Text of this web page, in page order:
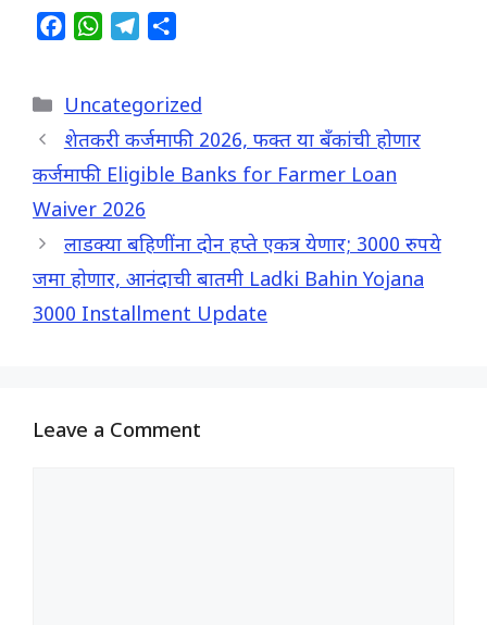
e
b
o
k
W
t
s
A
p
e
g
r
m
r
e
Categories
Uncategorized
शेतकरी कर्जमाफी 2026, फक्त या बॅंकांची होणार
कर्जमाफी Eligible Banks for Farmer Loan
Waiver 2026
लाडक्या बहिणींना दोन हप्ते एकत्र येणार; 3000 रुपये
जमा होणार, आनंदाची बातमी Ladki Bahin Yojana
3000 Installment Update
Leave a Comment